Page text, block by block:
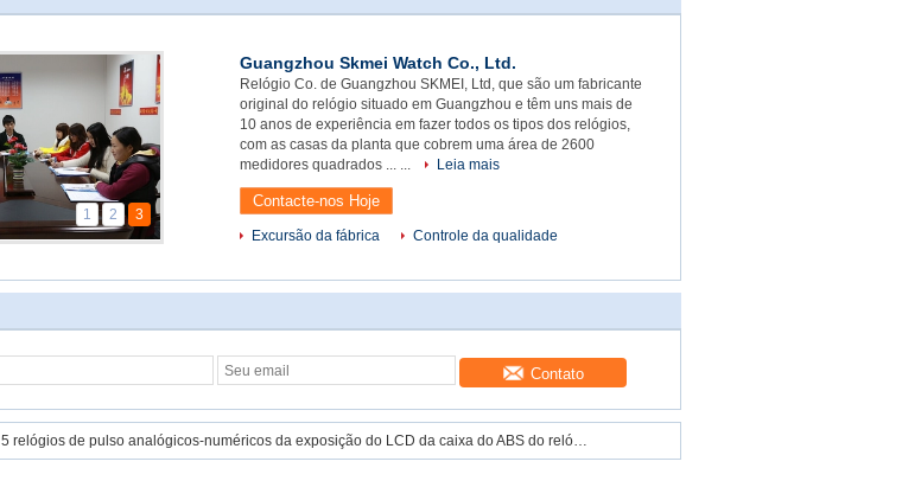
1 2 3
Guangzhou Skmei Watch Co., Ltd.
Relógio Co. de Guangzhou SKMEI, Ltd, que são um fabricante
original do relógio situado em Guangzhou e têm uns mais de
10 anos de experiência em fazer todos os tipos dos relógios,
com as casas da planta que cobrem uma área de 2600
medidores quadrados ... ...
Leia mais
Contacte-nos Hoje
Excursão da fábrica Controle da qualidade
Contato
5 relógios de pulso analógicos-numéricos da exposição do LCD da caixa do ABS do relógio de pulso do ATM